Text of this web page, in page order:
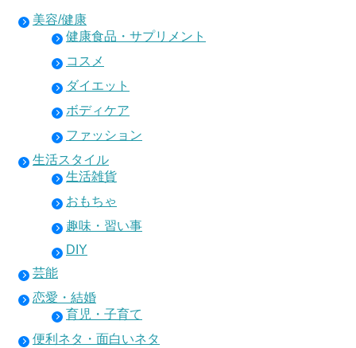
美容/健康
健康食品・サプリメント
コスメ
ダイエット
ボディケア
ファッション
生活スタイル
生活雑貨
おもちゃ
趣味・習い事
DIY
芸能
恋愛・結婚
育児・子育て
便利ネタ・面白いネタ